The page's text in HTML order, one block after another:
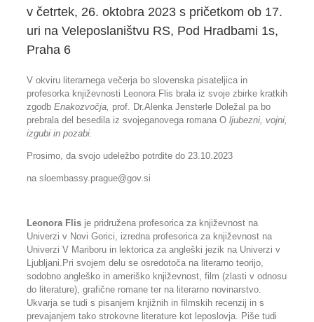
v četrtek, 26. oktobra 2023 s pričetkom ob 17.
uri na Veleposlaništvu RS, Pod Hradbami 1s,
Praha 6
V okviru literarnega večerja bo slovenska pisateljica in
profesorka književnosti Leonora Flis brala iz svoje zbirke kratkih
zgodb Enakozvočja, prof. Dr.Alenka Jensterle Doležal pa bo
prebrala del besedila iz svojeganovega romana O ljubezni, vojni,
izgubi in pozabi.
Prosimo, da svojo udeležbo potrdite do 23.10.2023
na sloembassy. prague@gov.si
Leonora Flis je pridružena profesorica za književnost na
Univerzi v Novi Gorici, izredna profesorica za književnost na
Univerzi V Mariboru in lektorica za angleški jezik na Univerzi v
Ljubljani.Pri svojem delu se osredotoča na literarno teorijo,
sodobno angleško in ameriško književnost, film (zlasti v odnosu
do literature), grafične romane ter na literarno novinarstvo.
Ukvarja se tudi s pisanjem knjižnih in filmskih recenzij in s
prevajanjem tako strokovne literature kot leposlovja. Piše tudi